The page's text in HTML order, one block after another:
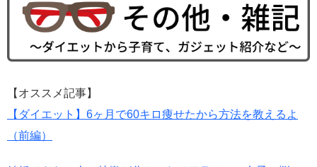
【オススメ記事】
【ダイエット】6ヶ月で60キロ痩せたから方法を教えるよ
（前編）